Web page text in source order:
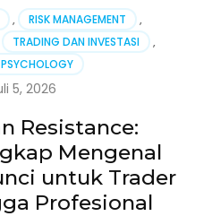
Menemukan
Keseimbangan
antara
dalam
Finansial
, RISK MANAGEMENT
,
TRADING DAN INVESTASI
,
5, 2026
Resistance:
Mengenal
untuk Trader
Profesional